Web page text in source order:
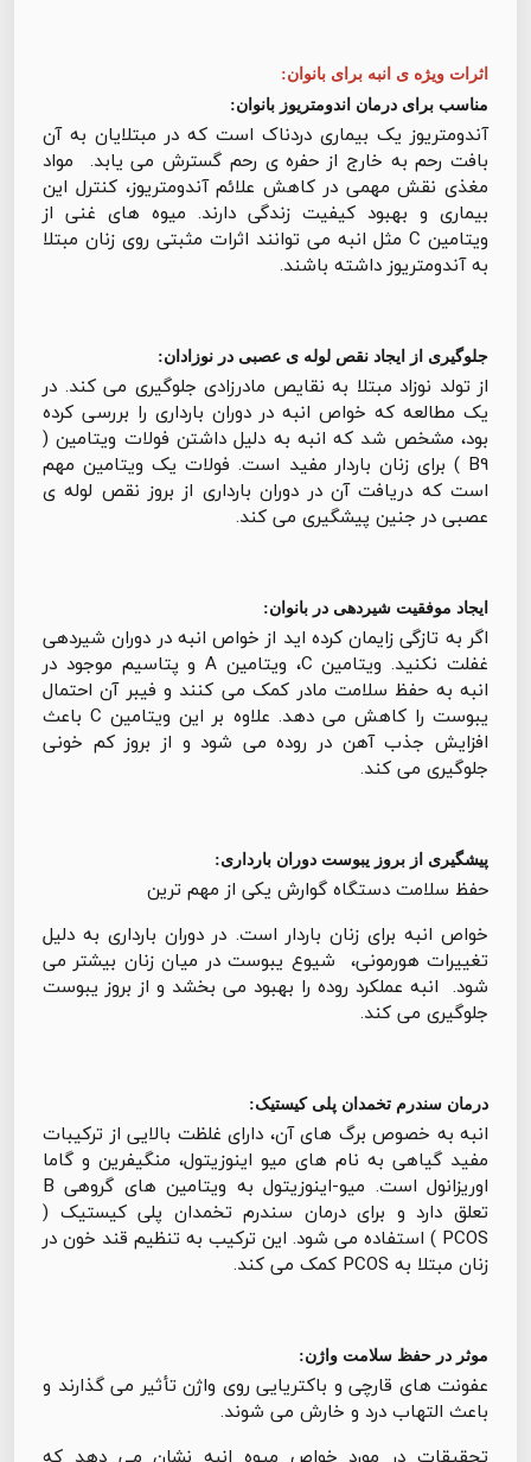
اثرات ویژه ی انبه برای بانوان:
مناسب برای درمان اندومتریوز بانوان:
آندومتریوز یک بیماری دردناک است که در مبتلایان به آن
بافت رحم به خارج از حفره ی رحم گسترش می یابد. مواد
مغذی نقش مهمی در کاهش علائم آندومتریوز، کنترل این
بیماری و بهبود کیفیت زندگی دارند. میوه های غنی از
ويتامين C مثل انبه می توانند اثرات مثبتی روی زنان مبتلا
به آندومتریوز داشته باشند.
جلوگیری از ایجاد نقص لوله ی عصبی در نوزادان:
از تولد نوزاد مبتلا به نقایص مادرزادی جلوگیری می کند. در
یک مطالعه که خواص انبه در دوران بارداری را بررسی کرده
بود، مشخص شد که انبه به دلیل داشتن فولات ویتامین (
B9 ) برای زنان باردار مفید است. فولات یک ویتامین مهم
است که دریافت آن در دوران بارداری از بروز نقص لوله ی
عصبی در جنین پیشگیری می کند.
ایجاد موفقیت شیردهی در بانوان:
اگر به تازگی زایمان کرده اید از خواص انبه در دوران شیردهی
غفلت نکنید. ویتامین C، ويتامين A و پتاسیم موجود در
انبه به حفظ سلامت مادر کمک می کنند و فیبر آن احتمال
یبوست را کاهش می دهد. علاوه بر این ویتامین C باعث
افزایش جذب آهن در روده می شود و از بروز کم خونی
جلوگیری می کند.
پیشگیری از بروز یبوست دوران بارداری:
حفظ سلامت دستگاه گوارش یکی از مهم ترین
خواص انبه برای زنان باردار است. در دوران بارداری به دلیل
تغییرات هورمونی، شیوع یبوست در میان زنان بیشتر می
شود. انبه عملکرد روده را بهبود می بخشد و از بروز یبوست
جلوگیری می کند.
درمان سندرم تخمدان پلی کیستیک:
انبه به خصوص برگ های آن، دارای غلظت بالایی از ترکیبات
مفید گیاهی به نام های میو اینوزیتول، منگیفرین و گاما
اوریزانول است. میو-اینوزیتول به ویتامین های گروهی B
تعلق دارد و برای درمان سندرم تخمدان پلی کیستیک (
PCOS ) استفاده می شود. این ترکیب به تنظیم قند خون در
زنان مبتلا به PCOS کمک می کند.
موثر در حفظ سلامت واژن:
عفونت های قارچی و باکتریایی روی واژن تأثیر می گذارند و
باعث التهاب درد و خارش می شوند.